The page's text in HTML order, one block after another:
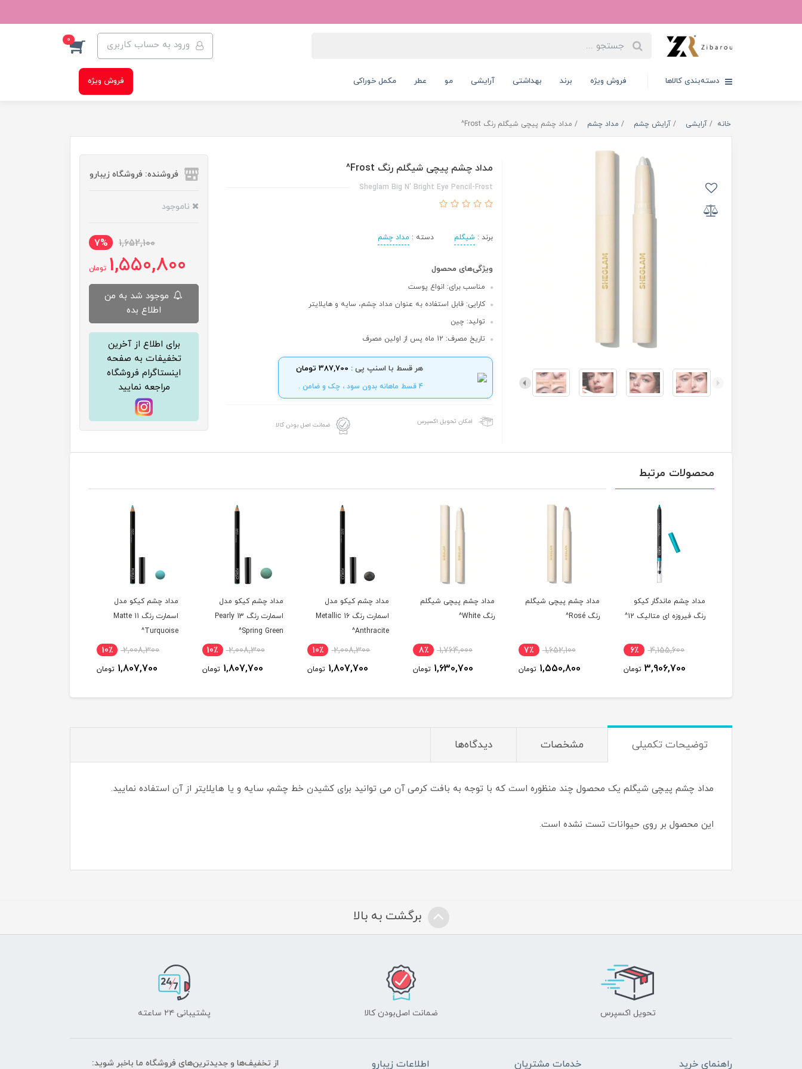
ورود به حساب کاربری 0
دسته‌بندی کالاها فروش ویژه برند بهداشتی آرایشی مو عطر مکمل خوراکی فروش ویژه
خانه آرایشی آرایش چشم مداد چشم مداد چشم پیچی شیگلم رنگ Frost^
مداد چشم پیچی شیگلم رنگ Frost^
Sheglam Big N' Bright Eye Pencil-Frost
برند : شیگلم دسته : مداد چشم
ویژگی‌های محصول
مناسب برای: انواع پوست
کارایی: قابل استفاده به عنوان مداد چشم، سایه و هایلایتر
تولید: چین
تاریخ مصرف: 12 ماه پس از اولین مصرف
هر قسط با اسنپ پی : 387,700 تومان
4 قسط ماهانه بدون سود ، چک و ضامن .
امکان تحویل اکسپرس ضمانت اصل بودن کالا
فروشنده: فروشگاه زیبارو
ناموجود
1,652,100
7%
1,550,800 تومان
موجود شد به من
اطلاع بده
برای اطلاع از آخرین
تخفیفات به صفحه
اینستاگرام فروشگاه
مراجعه نمایید
محصولات مرتبط
مداد چشم پیچی شیگلم
رنگ Rosé^
1,652,100 7٪
1,550,800 تومان
مداد چشم پیچی شیگلم
رنگ White^
1,764,000 8٪
1,630,700 تومان
مداد چشم کیکو مدل
2,008,300 10٪
1,807,700 تومان
مداد چشم کیکو مدل
اسمارت رنگ 13 Pearly
Spring Green^
2,008,300 10٪
1,807,700 تومان
مداد چشم کیکو مدل
اسمارت رنگ 11 Matte
Turquoise^
2,008,300 10٪
1,807,700 تومان
مداد چشم کیکو مدل
اسمارت رنگ 05 Matte
Brown^
2,008,300 10٪
1,807,700 تومان
توضیحات تکمیلی مشخصات دیدگاه‌ها
مداد چشم پیچی شیگلم یک محصول چند منظوره است که با توجه به بافت کرمی آن می توانید برای کشیدن خط چشم، سایه و یا هایلایتر از آن استفاده نمایید.
این محصول بر روی حیوانات تست نشده است.
برگشت به بالا
تحویل اکسپرس ضمانت اصل‌بودن کالا پشتیبانی ۲۴ ساعته
راهنمای خرید خدمات مشتریان اطلاعات زیبارو از تخفیف‌ها و جدیدترین‌های فروشگاه ما باخبر شوید: